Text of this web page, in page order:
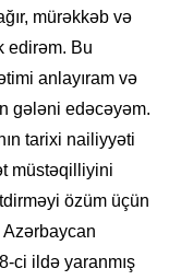
mürəkkəb və
edirəm. Bu
anlayıram və
gələni edəcəyəm.
tarixi nailiyyəti
müstəqilliyini
özüm üçün
ci ildə yaranmış